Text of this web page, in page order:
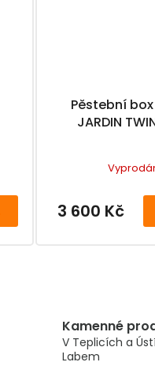
Pěstební box
JARDIN
3 600 Kč
á
d
Kamenné
V Teplicích a
Labem